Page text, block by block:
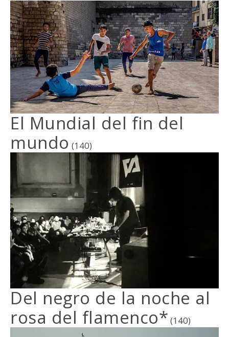
El Mundial del fin del
mundo (140)
Del negro de la noche al
rosa del flamenco* (140)